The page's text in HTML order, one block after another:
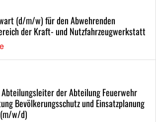
(d/m/w) für den Abwehrenden
der Kraft- und Nutzfahrzeugwerkstatt
der Abteilung Feuerwehr
Bevölkerungsschutz und Einsatzplanung
w/d)